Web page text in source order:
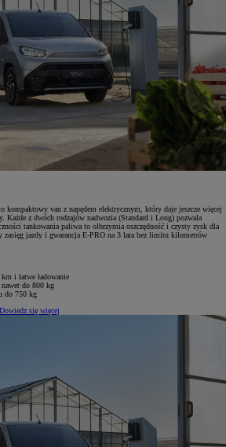
van z napędem elektrycznym, który daje jeszcze więcej
Każde z dwóch rodzajów nadwozia (Standard i Long) pozwala
tankowania paliwa to olbrzymia oszczędność i czysty zysk dla
zasięg jazdy i gwarancja E-PRO na 3 lata bez limitu kilometrów
i łatwe ładowanie
nawet do 800 kg
do 750 kg
Dowiedz się więcej